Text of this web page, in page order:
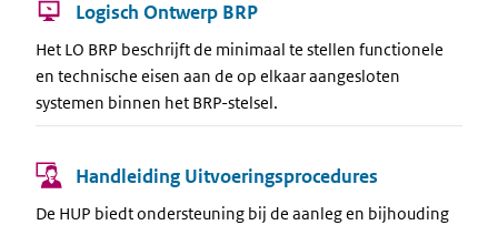
Logisch Ontwerp BRP
Het LO BRP beschrijft de minimaal te stellen functionele
en technische eisen aan de op elkaar aangesloten
systemen binnen het BRP-stelsel.
Handleiding Uitvoeringsprocedures
De HUP biedt ondersteuning bij de aanleg en bijhouding